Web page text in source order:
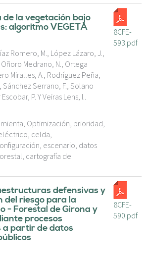
la vegetación bajo
algoritmo VEGETA
Romero, M., López Lázaro, J.,
Medrano, N., Ortega
Miralles, A., Rodríguez Peña,
Sánchez Serrano, F., Solano
P. Y Veiras Lens, I..
Optimización, prioridad,
celda,
escenario, datos
cartografía de
8CFE-
593.pdf
defensivas y
del riesgo para la
- Forestal de Girona y
procesos
a partir de datos
8CFE-
590.pdf